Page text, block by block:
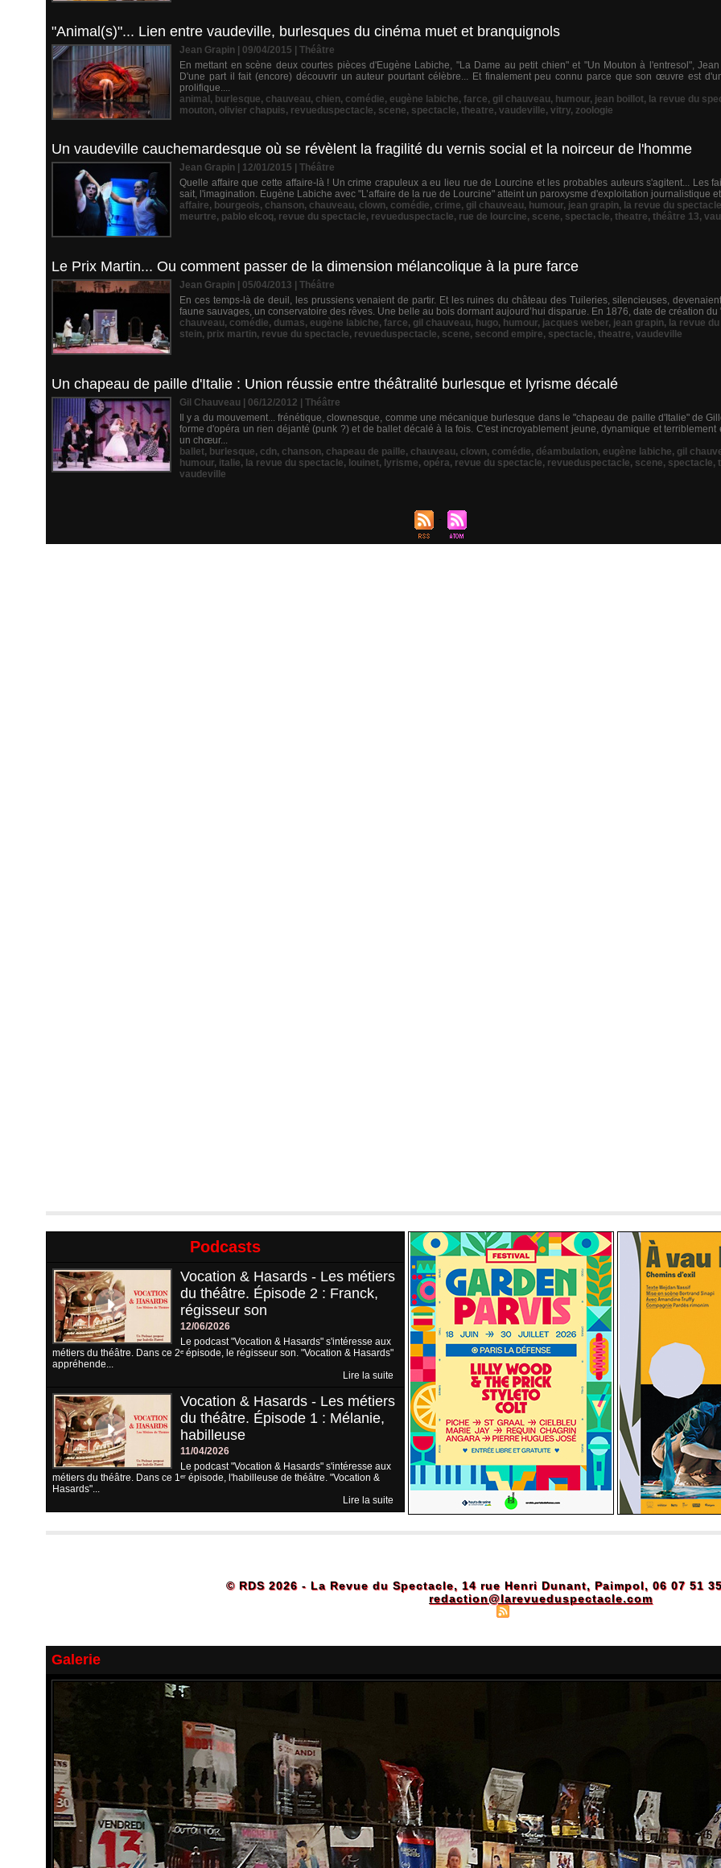
"Animal(s)"... Lien entre vaudeville, burlesques du cinéma muet et branquignols
Jean Grapin | 09/04/2015
Théâtre
En mettant en scène deux courtes pièces d'Eugène Labiche, "La Dame au petit chien" et "Un Mouton à l'entresol",
D'une part il fait (encore) découvrir un auteur pourtant célèbre... Et finalement peu connu parce que son œuvre est
prolifique....
animal , burlesque, chauveau, chien, comédie, eugène labiche, farce, gil chauveau, humour, jean boillot, la revue du
mouton, olivier chapuis, revueduspectacle, scene, spectacle, theatre, vaudeville, vitry, zoologie
Un vaudeville cauchemardesque où se révèlent la fragilité du vernis social et la noirceur de l'homme
Jean Grapin | 12/01/2015
Théâtre
Quelle affaire que cette affaire-là ! Un crime crapuleux a eu lieu rue de Lourcine et les probables auteurs s'agitent... Les
sait, l'imagination. Eugène Labiche avec "L’affaire de la rue de Lourcine" atteint un paroxysme d'exploitation journalistique
affaire, bourgeois, chanson, chauveau, clown, comédie, crime, gil chauveau, humour, jean grapin, la revue du spectacle
meurtre, pablo elcoq, revue du spectacle, revueduspectacle, rue de lourcine, scene, spectacle, theatre, théâtre 13,
Le Prix Martin... Ou comment passer de la dimension mélancolique à la pure farce
Jean Grapin | 05/04/2013
Théâtre
En ces temps-là de deuil, les prussiens venaient de partir. Et les ruines du château des Tuileries, silencieuses,
faune sauvages, un conservatoire des rêves. Une belle au bois dormant aujourd’hui disparue. En 1876, date de création du
chauveau, comédie, dumas, eugène labiche, farce, gil chauveau, hugo, humour, jacques weber, jean grapin, la revue
stein, prix martin, revue du spectacle, revueduspectacle, scene, second empire, spectacle, theatre, vaudeville
Un chapeau de paille d'Italie : Union réussie entre théâtralité burlesque et lyrisme décalé
Gil Chauveau | 06/12/2012
Théâtre
Il y a du mouvement... frénétique, clownesque, comme une mécanique burlesque dans le "chapeau de paille d'Italie" de
forme d'opéra un rien déjanté (punk ?) et de ballet décalé à la fois. C'est incroyablement jeune, dynamique et terriblement
un chœur...
ballet, burlesque, cdn, chanson, chapeau de paille, chauveau, clown, comédie, déambulation, eugène labiche, gil
humour, italie, la revue du spectacle, louinet, lyrisme, opéra, revue du spectacle, revueduspectacle, scene, spectacle,
vaudeville
Podcasts
Vocation & Hasards - Les métiers
du théâtre. Épisode 2 : Franck,
régisseur son
12/06/2026
Le podcast "Vocation & Hasards" s'intéresse aux
métiers du théâtre. Dans ce 2ᵉ épisode, le régisseur son. "Vocation & Hasards"
appréhende...
Lire la suite
Vocation & Hasards - Les métiers
du théâtre. Épisode 1 : Mélanie,
habilleuse
11/04/2026
Le podcast "Vocation & Hasards" s'intéresse aux
métiers du théâtre. Dans ce 1ᵉʳ épisode, l'habilleuse de théâtre. "Vocation &
Hasards"...
Lire la suite
© RDS 2026 - La Revue du Spectacle, 14 rue Henri Dunant, Paimpol, 06 07 51
redaction@larevueduspectacle.com
Galerie